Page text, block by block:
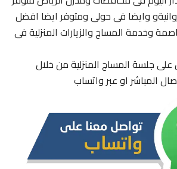
وايضا فى حولى ومتوفر ايضا افضل
وخدمة المساج والزيارات المنزلية فى
جلسة المساج المنزلية من خلال
المباشر او عبر واتساب